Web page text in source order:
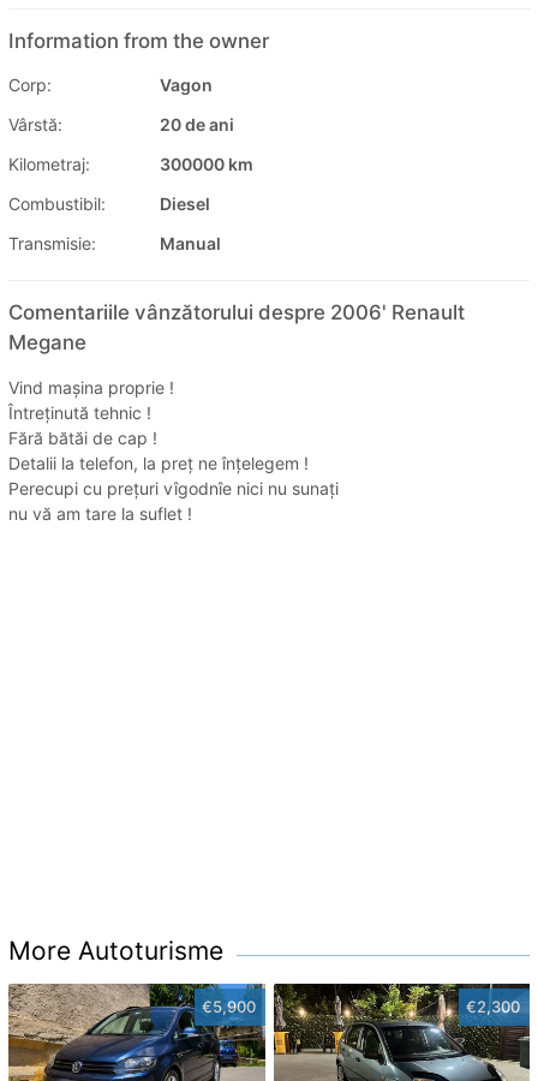
Information from the owner
Corp:
Vagon
Vârstă:
20 de ani
Kilometraj:
300000 km
Combustibil:
Diesel
Transmisie:
Manual
Comentariile vânzătorului despre 2006' Renault
Megane
Vind mașina proprie !
Întreținută tehnic !
Fără bătăi de cap !
Detalii la telefon, la preț ne înțelegem !
Perecupi cu prețuri vîgodnîe nici nu sunați
nu vă am tare la suflet !
More Autoturisme
€5,900 €2,300